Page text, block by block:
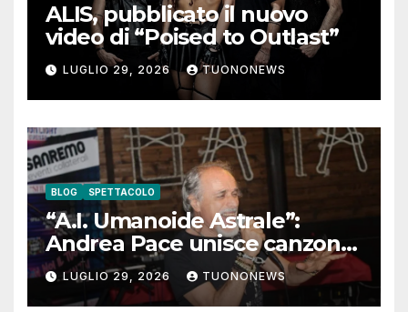
ALIS, pubblicato il nuovo
video di “Poised to Outlast”
LUGLIO 29, 2026 TUONONEWS
BLOG SPETTACOLO
“A.I. Umanoide Astrale”:
Andrea Pace unisce canzone
d’autore e ricerca
contemporanea
LUGLIO 29, 2026 TUONONEWS